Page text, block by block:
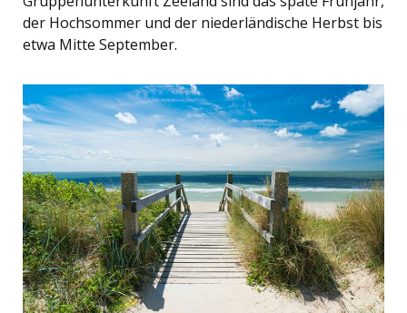
der Hochsommer und der niederländische Herbst bis
etwa Mitte September.